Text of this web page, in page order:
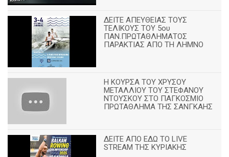
ΔΕΙΤΕ ΑΠΕΥΘΕΙΑΣ ΤΟΥΣ
ΤΕΛΙΚΟΥΣ ΤΟΥ 5ου
ΠΑΝ.ΠΡΩΤΑΘΛΗΜΑΤΟΣ
ΠΑΡΑΚΤΙΑΣ ΑΠΟ ΤΗ ΛΗΜΝΟ
Η ΚΟΥΡΣΑ ΤΟΥ ΧΡΥΣΟΥ
ΜΕΤΑΛΛΙΟΥ ΤΟΥ ΣΤΕΦΑΝΟΥ
ΝΤΟΥΣΚΟΥ ΣΤΟ ΠΑΓΚΟΣΜΙΟ
ΠΡΩΤΑΘΛΗΜΑ ΤΗΣ ΣΑΝΓΚΑΗΣ
ΔΕΙΤΕ ΑΠΟ ΕΔΩ ΤΟ LIVE
STREAM ΤΗΣ ΚΥΡΙΑΚΗΣ